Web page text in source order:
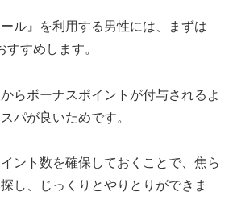
ル』を利用する男性には、まずは
すめします。
らボーナスポイントが付与されるよ
パが良いためです。
ント数を確保しておくことで、焦ら
し、じっくりとやりとりができま